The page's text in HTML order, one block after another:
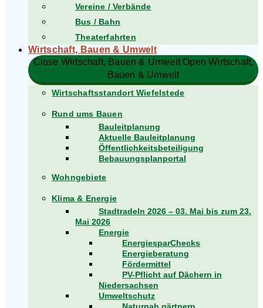
Vereine / Verbände
Bus / Bahn
Theaterfahrten
Wirtschaft, Bauen & Umwelt
Close Wirtschaft, Bauen & Umwelt Open Wirtschaft,
Bauen & Umwelt
Wirtschaftsstandort Wiefelstede
Rund ums Bauen
Bauleitplanung
Aktuelle Bauleitplanung
Öffentlichkeitsbeteiligung
Bebauungsplanportal
Wohngebiete
Klima & Energie
Stadtradeln 2026 – 03. Mai bis zum 23.
Mai 2026
Energie
EnergiesparChecks
Energieberatung
Fördermittel
PV-Pflicht auf Dächern in
Niedersachsen
Umweltschutz